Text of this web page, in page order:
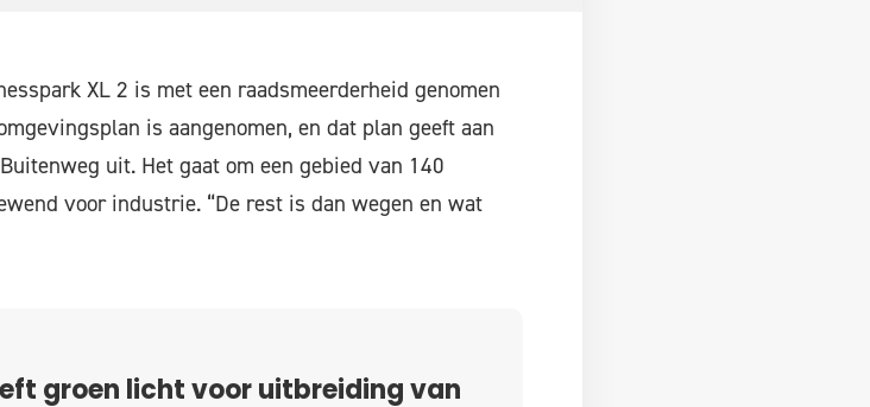
XL 2 is met een raadsmeerderheid genomen
is aangenomen, en dat plan geeft aan
uit. Het gaat om een gebied van 140
voor industrie. “De rest is dan wegen en wat
groen licht voor uitbreiding van